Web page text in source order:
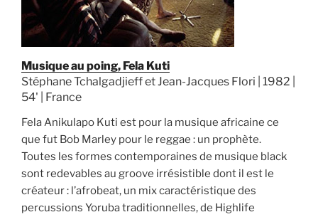
Musique au poing, Fela Kuti
Stéphane Tchalgadjieff et Jean-Jacques Flori | 1982 |
54' | France
Fela Anikulapo Kuti est pour la musique africaine ce
que fut Bob Marley pour le reggae : un prophète.
Toutes les formes contemporaines de musique black
sont redevables au groove irrésistible dont il est le
créateur : l’afrobeat, un mix caractéristique des
percussions Yoruba traditionnelles, de Highlife